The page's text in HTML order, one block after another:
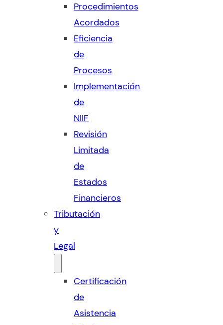
Procedimientos
Acordados
Eficiencia
de
Procesos
Implementación
de
NIIF
Revisión
Limitada
de
Estados
Financieros
Tributación
y
Legal
Certificación
de
Asistencia